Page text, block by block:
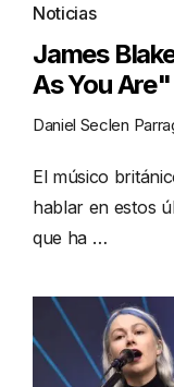
Noticias
James
As You
Daniel Seclen
El músico
hablar en estos
que ha …